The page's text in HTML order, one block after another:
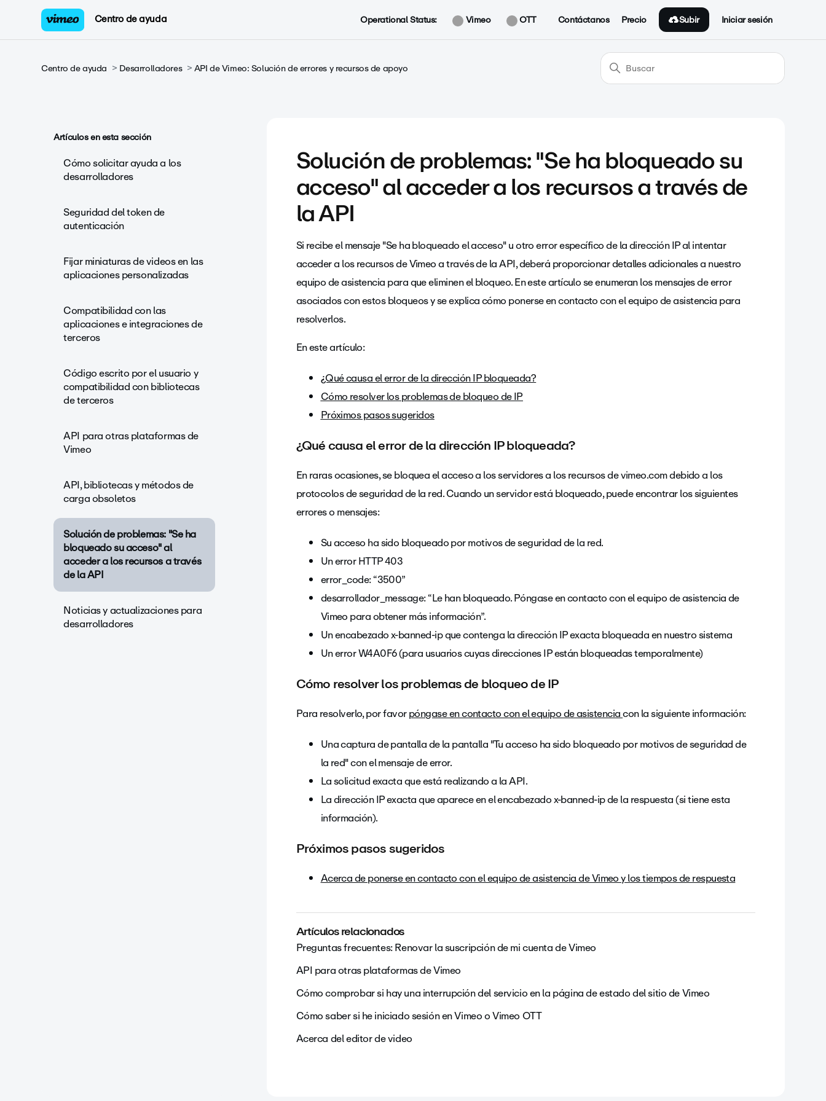
Centro de ayuda Operational Status: Vimeo OTT Contáctanos Precio Subir Iniciar sesión
Centro de ayuda Desarrolladores API de Vimeo: Solución de errores y recursos de apoyo
Artículos en esta sección
Cómo solicitar ayuda a los
desarrolladores
Seguridad del token de
autenticación
Fijar miniaturas de videos en las
aplicaciones personalizadas
Compatibilidad con las
aplicaciones e integraciones de
terceros
Código escrito por el usuario y
compatibilidad con bibliotecas
de terceros
API para otras plataformas de
Vimeo
API, bibliotecas y métodos de
carga obsoletos
Solución de problemas: "Se ha
bloqueado su acceso" al
acceder a los recursos a través
de la API
Noticias y actualizaciones para
desarrolladores
Solución de problemas: "Se ha bloqueado su
acceso" al acceder a los recursos a través de
la API
Si recibe el mensaje "Se ha bloqueado el acceso" u otro error específico de la dirección IP al intentar
acceder a los recursos de Vimeo a través de la API, deberá proporcionar detalles adicionales a nuestro
equipo de asistencia para que eliminen el bloqueo. En este artículo se enumeran los mensajes de error
asociados con estos bloqueos y se explica cómo ponerse en contacto con el equipo de asistencia para
resolverlos.
En este artículo:
¿Qué causa el error de la dirección IP bloqueada?
Cómo resolver los problemas de bloqueo de IP
Próximos pasos sugeridos
¿Qué causa el error de la dirección IP bloqueada?
En raras ocasiones, se bloquea el acceso a los servidores a los recursos de vimeo.com debido a los
protocolos de seguridad de la red. Cuando un servidor está bloqueado, puede encontrar los siguientes
errores o mensajes:
Su acceso ha sido bloqueado por motivos de seguridad de la red.
Un error HTTP 403
error_code: “3500”
desarrollador_message: “Le han bloqueado. Póngase en contacto con el equipo de asistencia de
Vimeo para obtener más información”.
Un encabezado x-banned-ip que contenga la dirección IP exacta bloqueada en nuestro sistema
Un error W4A0F6 (para usuarios cuyas direcciones IP están bloqueadas temporalmente)
Cómo resolver los problemas de bloqueo de IP
Para resolverlo, por favorpóngase en contacto con el equipo de asistenciacon la siguiente información:
Una captura de pantalla de la pantalla "Tu acceso ha sido bloqueado por motivos de seguridad de
la red" con el mensaje de error.
La solicitud exacta que está realizando a la API.
La dirección IP exacta que aparece en el encabezado x-banned-ip de la respuesta (si tiene esta
información).
Próximos pasos sugeridos
Acerca de ponerse en contacto con el equipo de asistencia de Vimeo y los tiempos de respuesta
Artículos relacionados
Preguntas frecuentes: Renovar la suscripción de mi cuenta de Vimeo
API para otras plataformas de Vimeo
Cómo comprobar si hay una interrupción del servicio en la página de estado del sitio de Vimeo
Cómo saber si he iniciado sesión en Vimeo o Vimeo OTT
Acerca del editor de video